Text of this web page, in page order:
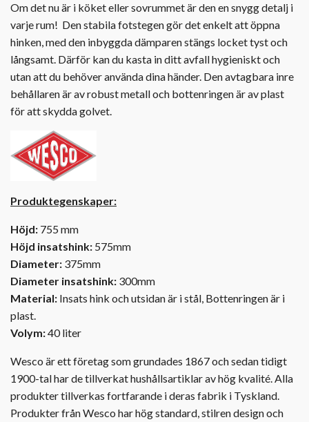
Om det nu är i köket eller sovrummet är den en snygg detalj i
varje rum! Den stabila fotstegen gör det enkelt att öppna
hinken, med den inbyggda dämparen stängs locket tyst och
långsamt. Därför kan du kasta in ditt avfall hygieniskt och
utan att du behöver använda dina händer. Den avtagbara inre
behållaren är av robust metall och bottenringen är av plast
för att skydda golvet.
Produktegenskaper:
Höjd: 755 mm
Höjd insatshink: 575mm
Diameter: 375mm
Diameter insatshink: 300mm
Material: Insats hink och utsidan är i stål, Bottenringen är i
plast.
Volym:40 liter
Wesco är ett företag som grundades 1867 och sedan tidigt
1900-tal har de tillverkat hushållsartiklar av hög kvalité. Alla
produkter tillverkas fortfarande i deras fabrik i Tyskland.
Produkter från Wesco har hög standard, stilren design och